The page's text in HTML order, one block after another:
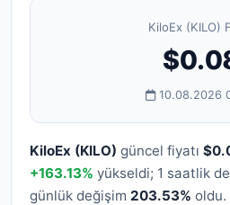
KiloEx (KILO)
10.08.2026
KiloEx (KILO) güncel fiyatı
+163.13% yükseldi; 1 saatlik
günlük değişim 203.53% oldu.